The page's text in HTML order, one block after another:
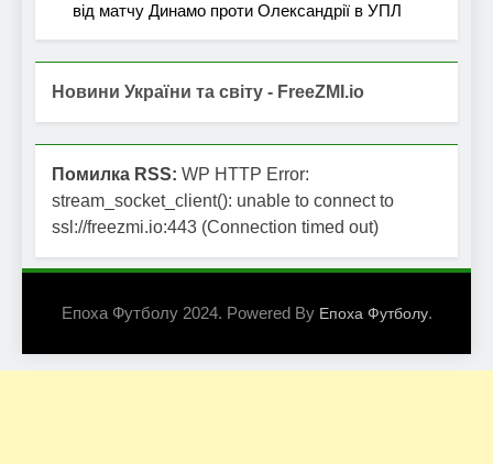
від матчу Динамо проти Олександрії в УПЛ
Новини України та світу - FreeZMI.io
Помилка RSS: WP HTTP Error:
stream_socket_client(): unable to connect to
ssl://freezmi.io:443 (Connection timed out)
Епоха Футболу 2024. Powered By Епоха Футболу.